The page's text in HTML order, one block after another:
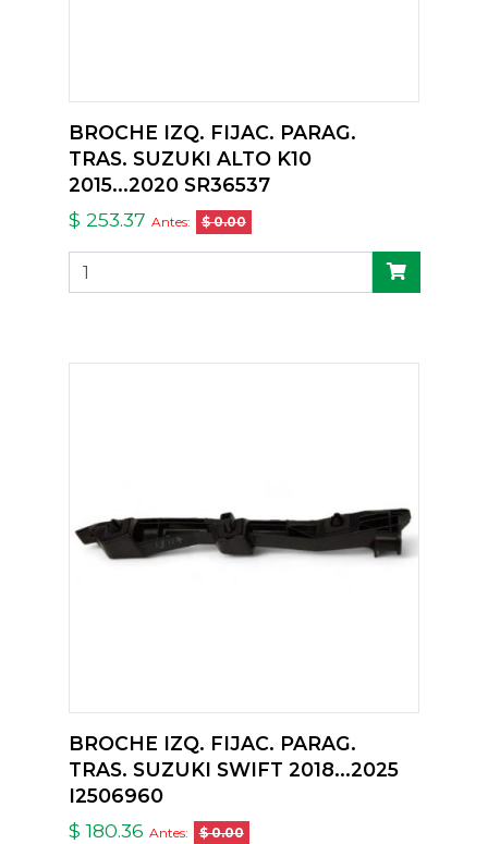
BROCHE IZQ. FIJAC. PARAG.
TRAS. SUZUKI ALTO K10
2015...2020 SR36537
$ 253.37 Antes: $ 0.00
BROCHE IZQ. FIJAC. PARAG.
TRAS. SUZUKI SWIFT 2018...2025
I2506960
$ 180.36 Antes: $ 0.00